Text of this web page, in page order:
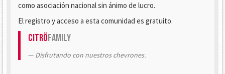
como asociación nacional sin ánimo de lucro.
El registro y acceso a esta comunidad es gratuito.
CitröFamily
Disfrutando con nuestros chevrones.